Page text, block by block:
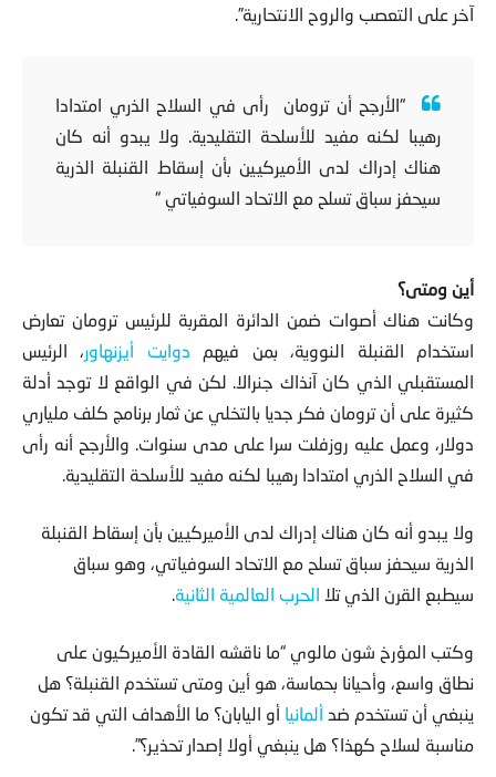
آخر على التعصب والروح الانتحارية”.
“الأرجح أن ترومان رأى في السلاح الذري امتدادا
رهيبا لكنه مفيد للأسلحة التقليدية. ولا يبدو أنه كان
هناك إدراك لدى الأميركيين بأن إسقاط القنبلة الذرية
سيحفز سباق تسلح مع الاتحاد السوفياتي “
أين ومتى؟
وكانت هناك أصوات ضمن الدائرة المقربة للرئيس ترومان تعارض
استخدام القنبلة النووية، بمن فيهم دوايت أيزنهاور، الرئيس
المستقبلي الذي كان آنذاك جنرالا. لكن في الواقع لا توجد أدلة
كثيرة على أن ترومان فكر جديا بالتخلي عن ثمار برنامج كلف ملياري
دولار، وعمل عليه روزفلت سرا على مدى سنوات. والأرجح أنه رأى
في السلاح الذري امتدادا رهيبا لكنه مفيد للأسلحة التقليدية.
ولا يبدو أنه كان هناك إدراك لدى الأميركيين بأن إسقاط القنبلة
الذرية سيحفز سباق تسلح مع الاتحاد السوفياتي، وهو سباق
سيطبع القرن الذي تلا الحرب العالمية الثانية
وكتب المؤرخ شون مالوي “ما ناقشه القادة الأميركيون على
نطاق واسع، وأحيانا بحماسة، هو أين ومتى تستخدم القنبلة؟ هل
ينبغي أن تستخدم ضد ألمانيا أو اليابان؟ ما الأهداف التي قد تكون
مناسبة لسلاح كهذا؟ هل ينبغي أولا إصدار تحذير؟”.